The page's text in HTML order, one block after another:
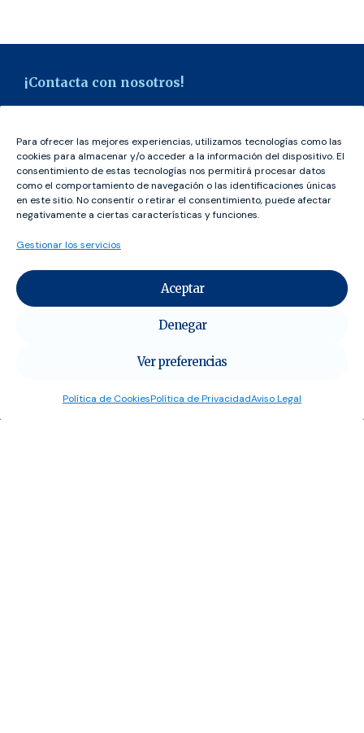
Para ofrecer las mejores experiencias, utilizamos tecnologías como las
cookies para almacenar y/o acceder a la información del dispositivo. El
consentimiento de estas tecnologías nos permitirá procesar datos
como el comportamiento de navegación o las identificaciones únicas
en este sitio. No consentir o retirar el consentimiento, puede afectar
negativamente a ciertas características y funciones.
Gestionar los servicios
Aceptar
Denegar
Ver preferencias
Política de CookiesPolítica de PrivacidadAviso Legal
¡Contacta con nosotros!
Tel.:928 09 14 11
¡Síguenos en redes!
Nuestras sedes
Avenida Príncipes de España, 16, Local 9 (Bloque C)
Santa Cruz de Tenerife
C/ Dr. Alberto García Ibáñez, 2